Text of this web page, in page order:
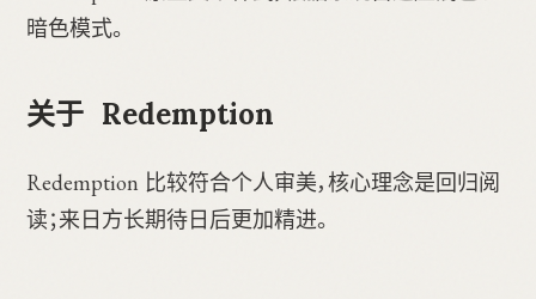
暗色模式。
关于 Redemption
Redemption 比较符合个人审美，核心理念是回归阅
读；来日方长期待日后更加精进。